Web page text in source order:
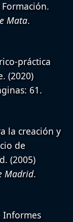
Mata.
práctica
(2020)
61.
la creación y
de
(2005)
Madrid.
Informes